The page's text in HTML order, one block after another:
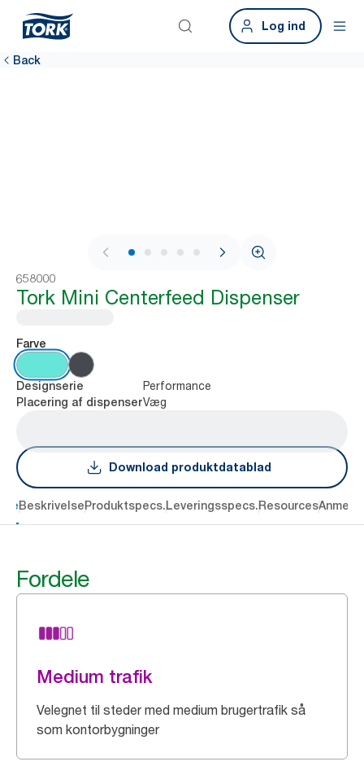
Log ind
Back
1 / 7
658000
Tork Mini Centerfeed Dispenser
Farve
Designserie Performance
Placering af dispenserVæg
Download produktdatablad
BeskrivelseProduktspecs.Leveringsspecs.Resources
Fordele
Medium trafik
Velegnet til steder med medium brugertrafik så
som kontorbygninger